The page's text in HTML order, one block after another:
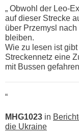
„ Obwohl der Leo-
auf dieser Strecke
über Przemysl
bleiben.
Wie zu lesen ist
Streckennetz eine
mit Bussen
“
MHG1023 in
die Ukraine